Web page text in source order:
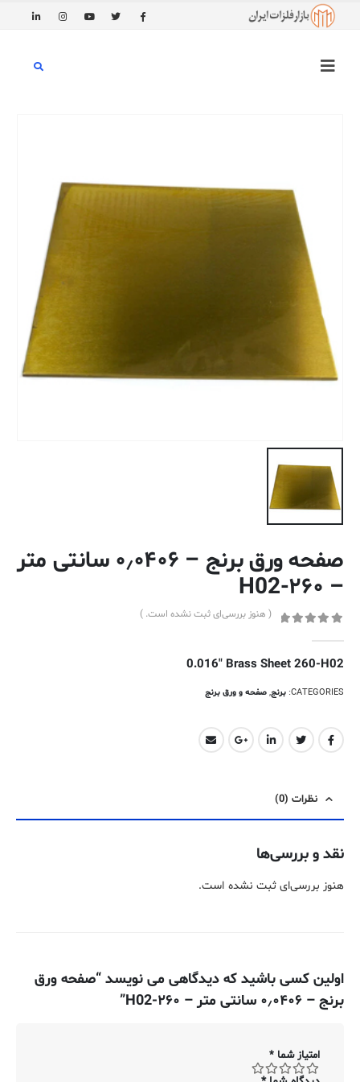
صفحه ورق برنج – ۰٫۰۴۰۶ سانتی متر
– ۲۶۰-H02
( هنوز بررسی‌ای ثبت نشده است. )
0.016″ Brass Sheet 260-H02
CATEGORIES: برنج, صفحه و ورق برنج
نظرات (0)
نقد و بررسی‌ها
هنوز بررسی‌ای ثبت نشده است.
اولین کسی باشید که دیدگاهی می نویسد “صفحه ورق
برنج – ۰٫۰۴۰۶ سانتی متر – ۲۶۰-H02”
امتیاز شما *